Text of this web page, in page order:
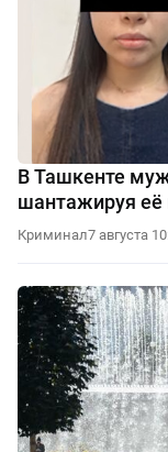
В Ташкенте
шантажируя
Криминал7 августа